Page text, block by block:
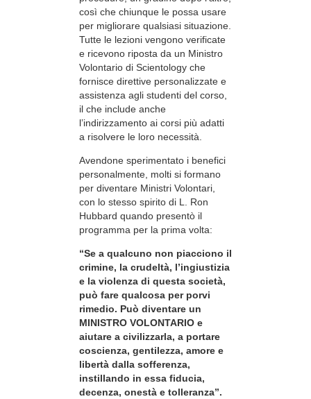
così che chiunque le possa usare
per migliorare qualsiasi situazione.
Tutte le lezioni vengono verificate
e ricevono riposta da un Ministro
Volontario di Scientology che
fornisce direttive personalizzate e
assistenza agli studenti del corso,
il che include anche
l’indirizzamento ai corsi più adatti
a risolvere le loro necessità.
Avendone sperimentato i benefici
personalmente, molti si formano
per diventare Ministri Volontari,
con lo stesso spirito di L. Ron
Hubbard quando presentò il
programma per la prima volta:
“Se a qualcuno non piacciono il
crimine, la crudeltà, l’ingiustizia
e la violenza di questa società,
può fare qualcosa per porvi
rimedio. Può diventare un
MINISTRO VOLONTARIO e
aiutare a civilizzarla, a portare
coscienza, gentilezza, amore e
libertà dalla sofferenza,
instillando in essa fiducia,
decenza, onestà e tolleranza”.